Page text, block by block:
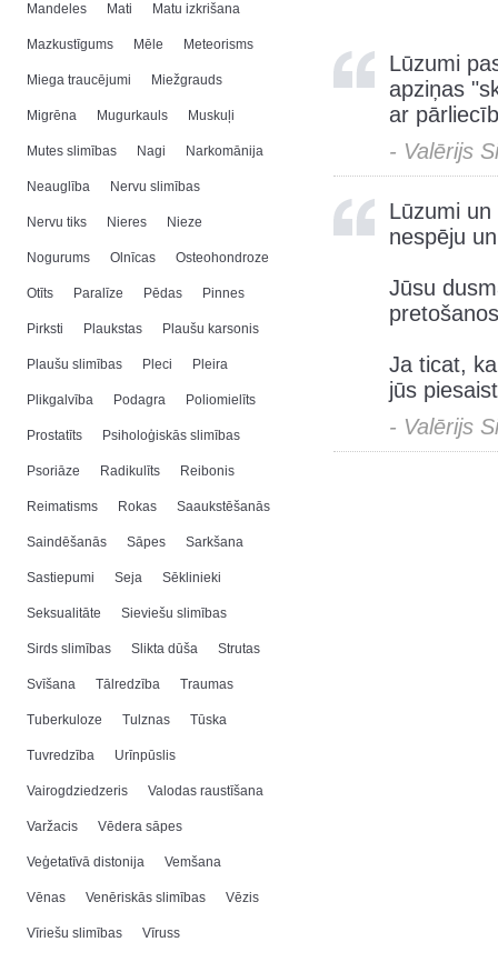
Mandeles Mati Matu izkrišana
Mazkustīgums Mēle Meteorisms
Miega traucējumi Miežgrauds
Migrēna Mugurkauls Muskuļi
Mutes slimības Nagi Narkomānija
Neauglība Nervu slimības
Nervu tiks Nieres Nieze
Nogurums Olnīcas Osteohondroze
Otīts Paralīze Pēdas Pinnes
Pirksti Plaukstas Plaušu karsonis
Plaušu slimības Pleci Pleira
Plikgalvība Podagra Poliomielīts
Prostatīts Psiholoģiskās slimības
Psoriāze Radikulīts Reibonis
Reimatisms Rokas Saaukstēšanās
Saindēšanās Sāpes Sarkšana
Sastiepumi Seja Sēklinieki
Seksualitāte Sieviešu slimības
Sirds slimības Slikta dūša Strutas
Svīšana Tālredzība Traumas
Tuberkuloze Tulznas Tūska
Tuvredzība Urīnpūslis
Vairogdziedzeris Valodas raustīšana
Varžacis Vēdera sāpes
Veģetatīvā distonija Vemšana
Vēnas Venēriskās slimības Vēzis
Vīriešu slimības Vīruss
Lūzumi
apziņas
ar
- Valērijs
Lūzumi
nespēju
Jūsu
Ja ticat,
jūs
- Valērijs